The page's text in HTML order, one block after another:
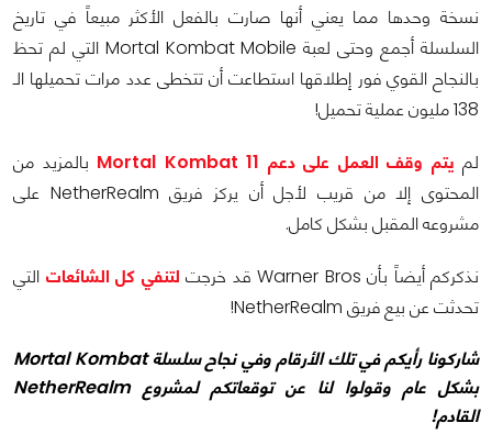
نسخة وحدها مما يعني أنها صارت بالفعل الأكثر مبيعاً في تاريخ
السلسلة أجمع وحتى لعبة Mortal Kombat Mobile التي لم تحظ
بالنجاح القوي فور إطلاقها استطاعت أن تتخطى عدد مرات تحميلها الـ
138 مليون عملية تحميل!
لم يتم وقف العمل على دعم Mortal Kombat 11
بالمزيد من
المحتوى إلا من قريب لأجل أن يركز فريق NetherRealm على
مشروعه المقبل بشكل كامل.
نذكركم أيضاً بأن Warner Bros قد خرجت لتنفي كل الشائعات التي
تحدثت عن بيع فريق NetherRealm!
شاركونا رأيكم في تلك الأرقام وفي نجاح سلسلة Mortal Kombat
بشكل عام وقولوا لنا عن توقعاتكم لمشروع NetherRealm
القادم!